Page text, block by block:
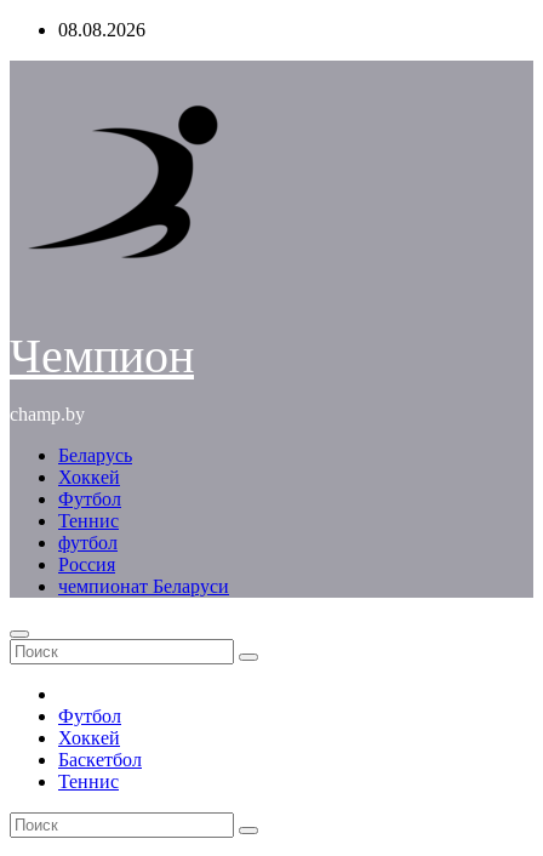
Перейти08.08.2026
Чемпион
champ.by
Беларусь
Хоккей
Футбол
Теннис
футбол
Россия
чемпионат Беларуси
Футбол
Хоккей
Баскетбол
Теннис